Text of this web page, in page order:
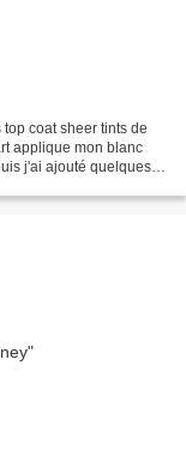
coat sheer tints de
applique mon blanc
j'ai ajouté quelques